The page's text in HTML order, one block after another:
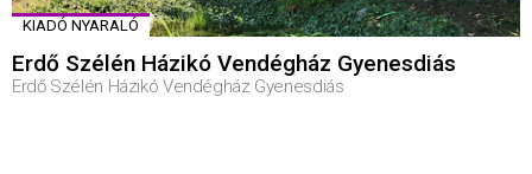
KIADÓ NYARALÓ
Erdő Szélén Házikó Vendégház Gyenesdiás
Erdő Szélén Házikó Vendégház Gyenesdiás